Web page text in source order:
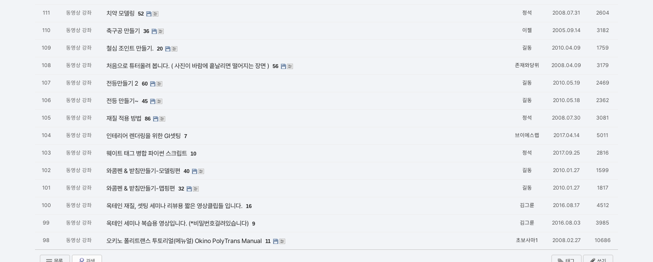
111 동영상 강좌 치약 모델링 52 정석 2008.07.31 2604
110 동영상 강좌 축구공 만들기 36 이젤 2005.09.14 3182
109 동영상 강좌 철심 조인트 만들기. 20 길동 2010.04.09 1759
108 동영상 강좌 처음으로 튜터올려 봅니다. ( 사진이 바람에 흩날리면 떨어지는 장면 ) 56 존재와당위 2008.04.09 3179
107 동영상 강좌 전등만들기 2 60 길동 2010.05.19 2469
106 동영상 강좌 전등 만들기~ 45 길동 2010.05.18 2362
105 동영상 강좌 재질 적용 방법 86 정석 2008.07.30 3081
104 동영상 강좌 인테리어 렌더링을 위한 GI셋팅 7 브이에스랩 2017.04.14 5011
103 동영상 강좌 웨이트 태그 병합 파이썬 스크립트 10 정석 2017.09.25 2816
102 동영상 강좌 와콤펜 & 받침만들기-모델링편 40 길동 2010.01.27 1599
101 동영상 강좌 와콤펜 & 받침만들기-맵핑편 32 길동 2010.01.27 1817
100 동영상 강좌 옥테인 재질, 셋팅 세미나 리뷰용 짧은 영상클립들 입니다. 16 김그륜 2016.08.17 4512
99 동영상 강좌 옥테인 세미나 복습용 영상입니다. (*비밀번호걸려있습니다) 9 김그륜 2016.08.03 3985
98 동영상 강좌 오키노 폴리트랜스 투토리얼(메뉴얼) Okino PolyTrans Manual 11 초보사마1 2008.02.27 10686